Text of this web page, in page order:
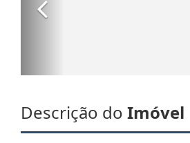
Descrição do Imóvel